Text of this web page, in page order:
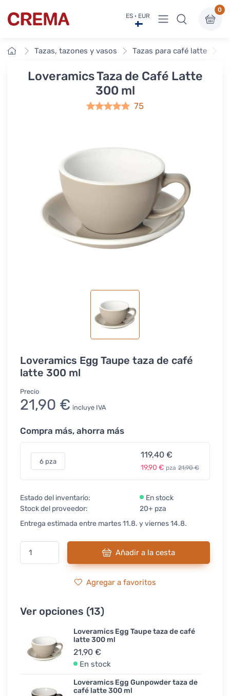
Crema ES · EUR Ver menú
0
InicioTazas, tazones y vasos Tazas para café latte
Loveramics Taza de Café Latte
300 ml
75
Loveramics Egg Taupe taza de café
latte 300 ml
Precio
21,90 € incluye IVA
Compra más, ahorra más
6 pza
119,40 €
19,90 € pza 21,90 €
Estado del inventario:
En stock
Stock del proveedor:
20+ pza
Entrega estimada entre martes 11.8. y viernes 14.8.
Añadir a la cesta
Agregar a favoritos
Ver opciones (13)
Loveramics Egg Taupe taza de café
latte 300 ml
21,90 €
En stock
Loveramics Egg Gunpowder taza de
café latte 300 ml